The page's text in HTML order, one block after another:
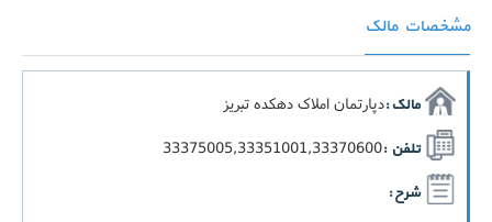
مشخصات مالک
مالک :دپارتمان املاک دهکده تبریز
تلفن :33375005,33351001,33370600
شرح :